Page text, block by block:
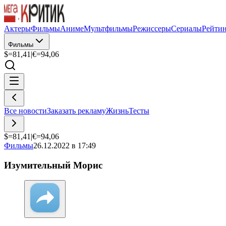
АктерыФильмыАнимеМультфильмыРежиссерыСериалы
Фильмы
$=81,41 |€=94,06
Все новостиЗаказать рекламуЖизньТесты
$=81,41 |€=94,06
Фильмы26.12.2022 в 17:49
Изумительный Морис